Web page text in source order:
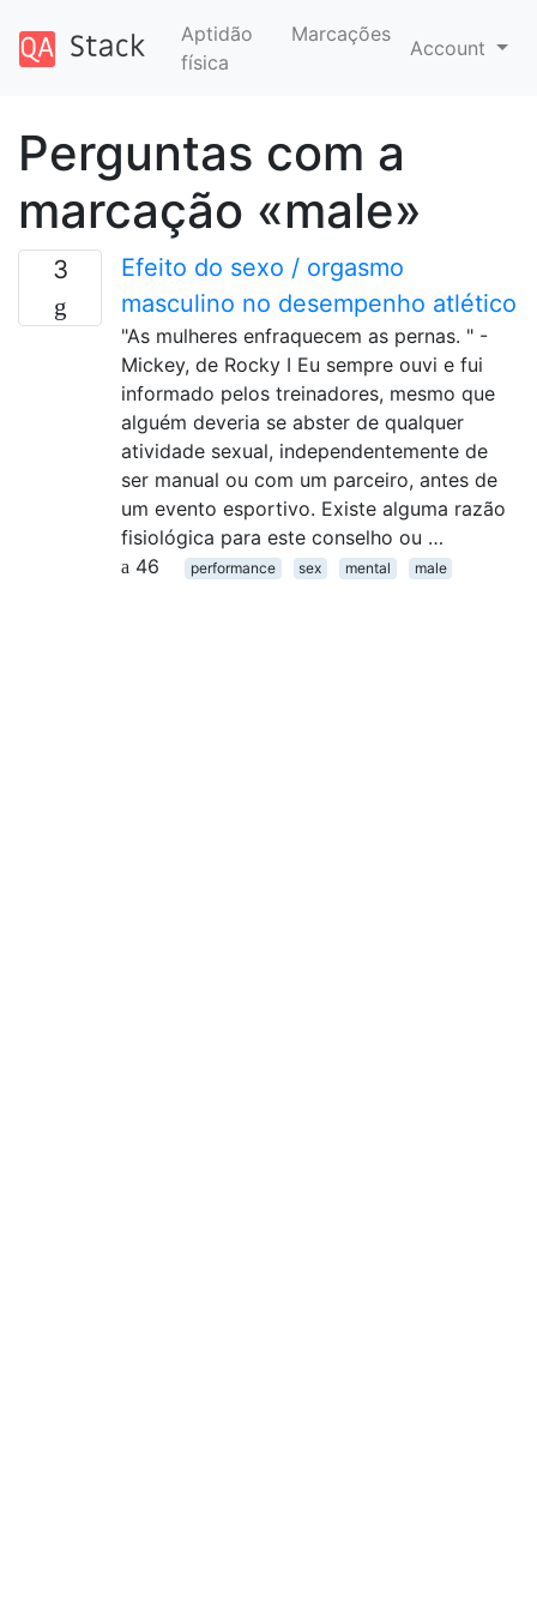
Aptidão
física
Marcações
Account
Perguntas com a
marcação «male»
3
Efeito do sexo / orgasmo
masculino no desempenho atlético
"As mulheres enfraquecem as pernas. " -
Mickey, de Rocky I Eu sempre ouvi e fui
informado pelos treinadores, mesmo que
alguém deveria se abster de qualquer
atividade sexual, independentemente de
ser manual ou com um parceiro, antes de
um evento esportivo. Existe alguma razão
fisiológica para este conselho ou …
46
performance sex mental male